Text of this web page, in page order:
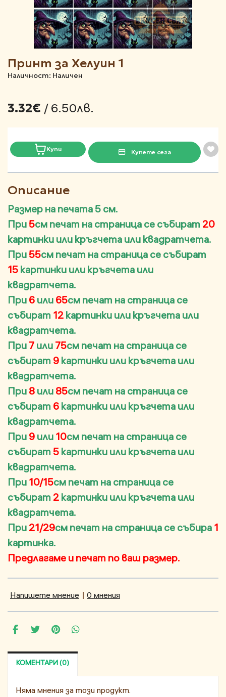
Принт за Хелуин 1
Наличност: Наличен
3.32€ / 6.50лв.
Купи Купете сега
Описание
Размер на печата 5 см.
При 5см печат на страница се събират 20
картинки или кръгчета или квадратчета.
При 55см печат на страница се събират
15 картинки или кръгчета или
квадратчета.
При 6 или 65см печат на страница се
събират 12 картинки или кръгчета или
квадратчета.
При 7 или 75см печат на страница се
събират 9 картинки или кръгчета или
квадратчета.
При 8 или 85см печат на страница се
събират 6 картинки или кръгчета или
квадратчета.
При 9 или 10см печат на страница се
събират 5 картинки или кръгчета или
квадратчета.
При 10/15см печат на страница се
събират 2 картинки или кръгчета или
квадратчета.
При 21/29см печат на страница се събира 1
картинка.
Предлагаме и печат по ваш размер.
Напишете мнение | 0 мнения
КОМЕНТАРИ (0)
Няма мнения за този продукт.